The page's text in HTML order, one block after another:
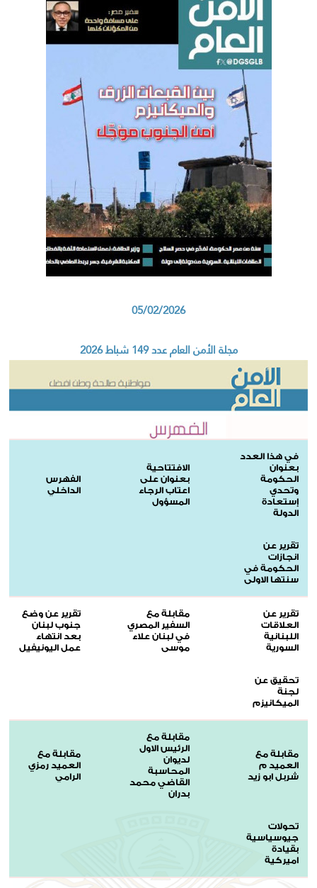
05/02/2026
مجلة الأمن العام عدد 149 شباط 2026
في هذا العدد
بعنوان
الحكومة
وتحدي
إستعادة
الدولة
الافتتاحية
بعنوان على
اعتاب الرجاء
المسؤول
الفهرس
الداخلي
تقرير عن
انجازات
الحكومة في
سنتها الاولى
تقرير عن
العلاقات
اللبنانية
السورية
مقابلة مع
السفير المصري
في لبنان علاء
موسى
تقرير عن وضع
جنوب لبنان
بعد انتهاء
عمل اليونيفيل
تحقيق عن
لجنة
الميكانيزم
مقابلة مع
العميد م
شربل ابو زيد
مقابلة مع
الرئيس الاول
لديوان
المحاسبة
القاضي محمد
بدران
مقابلة مع
العميد رمزي
الرامي
تحولات
جيوسياسية
بقيادة
اميركية